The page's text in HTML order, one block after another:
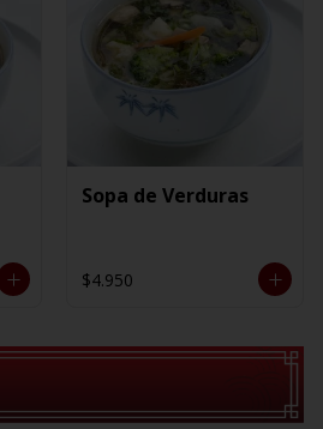
Sopa de Verduras
$4.950